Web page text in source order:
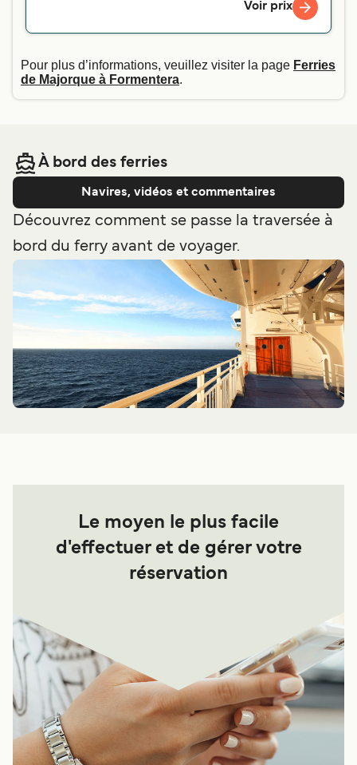
Voir prix
Pour plus d’informations, veuillez visiter la page Ferries
de Majorque à Formentera.
À bord des ferries
Navires, vidéos et commentaires
Découvrez comment se passe la traversée à
bord du ferry avant de voyager.
Le moyen le plus facile
d'effectuer et de gérer votre
réservation